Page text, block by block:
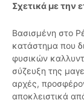
Σχετικά με την
Βασισμένη στο
κατάστημα που
φυσικών
σύζευξη της
αρχές,
αποκλειστικά